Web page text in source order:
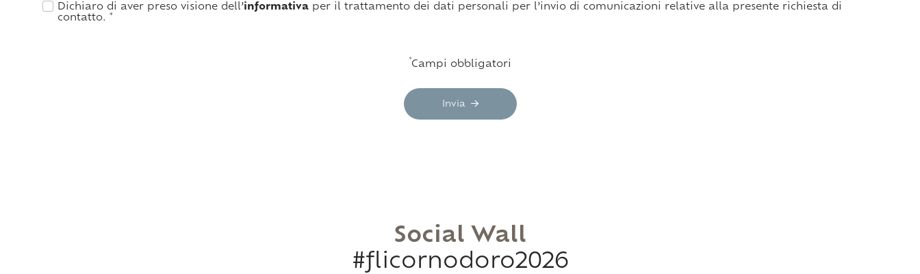
Dichiaro di aver preso visione dell’informativaper il trattamento dei dati personali per l’invio di comunicazioni relative alla presente richiesta di
contatto. *
*Campi obbligatori
Invia
Social Wall
#flicornodoro2026